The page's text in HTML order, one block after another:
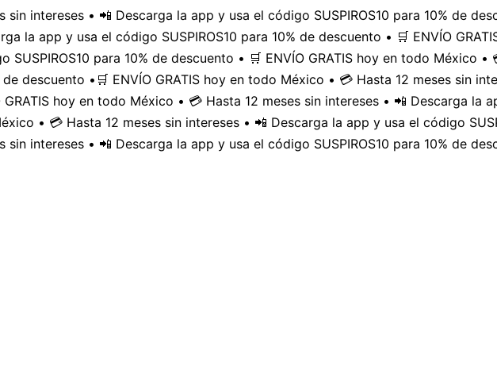
intereses • 📲 Descarga la app y usa el código SUSPIROS10 para 10% de
la app y usa el código SUSPIROS10 para 10% de descuento • 🛒 ENVÍO
para 10% de descuento • 🛒 ENVÍO GRATIS hoy en todo México •
descuento • 🛒 ENVÍO GRATIS hoy en todo México • 💳 Hasta 12 meses sin
hoy en todo México • 💳 Hasta 12 meses sin intereses • 📲 Descarga la
• 💳 Hasta 12 meses sin intereses • 📲 Descarga la app y usa el código
intereses • 📲 Descarga la app y usa el código SUSPIROS10 para 10% de